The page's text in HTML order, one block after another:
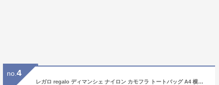
no. 4
レガロ regalo ディマンシェ ナイロン カモフラ トートバッグ A4 横入れ 迷彩 レディース ハンドバッグ 肩掛け ショルダーバッグ 日本製 re-5830